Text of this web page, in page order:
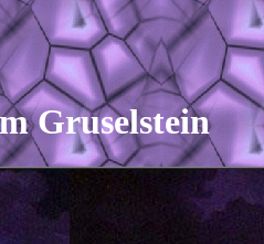
Gruselstein